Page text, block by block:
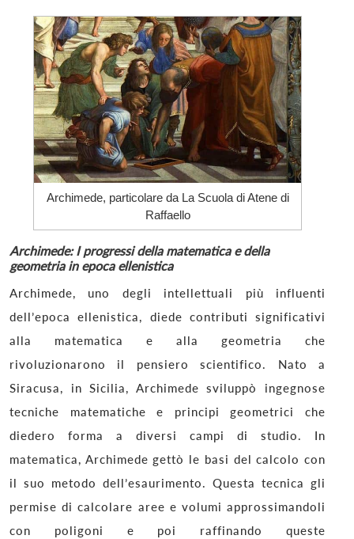
Archimede, particolare da La Scuola di Atene di
Raffaello
Archimede: I progressi della matematica e della
geometria in epoca ellenistica
Archimede, uno degli intellettuali più influenti
dell’epoca ellenistica, diede contributi significativi
alla matematica e alla geometria che
rivoluzionarono il pensiero scientifico. Nato a
Siracusa, in Sicilia, Archimede sviluppò ingegnose
tecniche matematiche e principi geometrici che
diedero forma a diversi campi di studio. In
matematica, Archimede gettò le basi del calcolo con
il suo metodo dell’esaurimento. Questa tecnica gli
permise di calcolare aree e volumi approssimandoli
con poligoni e poi raffinando queste